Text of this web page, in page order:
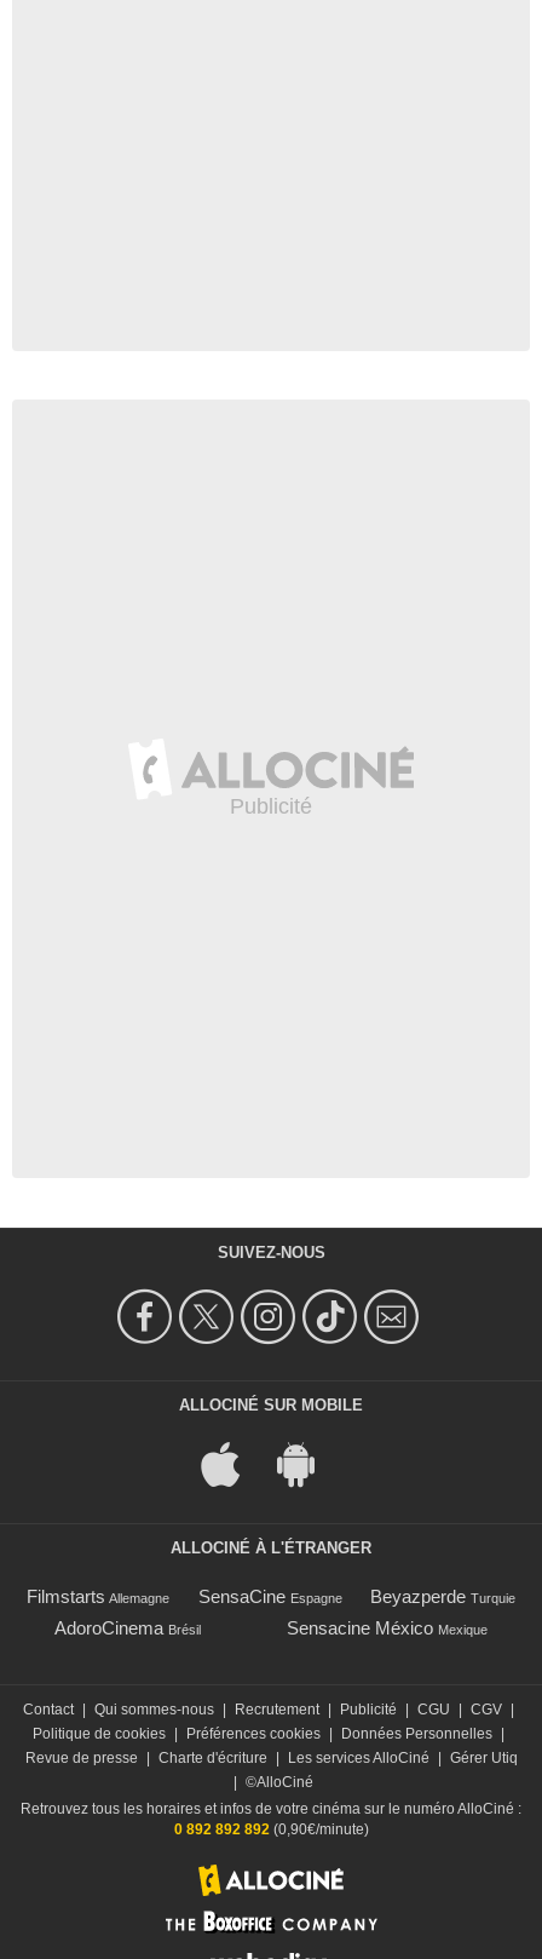
SUIVEZ-NOUS
ALLOCINÉ SUR MOBILE
ALLOCINÉ À L'ÉTRANGER
Filmstarts Allemagne SensaCine Espagne Beyazperde Turquie
AdoroCinema Brésil Sensacine México Mexique
Contact Qui sommes-nous Recrutement Publicité CGU CGV
Politique de cookies
Préférences cookies Données Personnelles
Revue de presse
Charte d'écriture Les services AlloCiné
Gérer Utiq
©AlloCiné
Retrouvez tous les horaires et infos de votre cinéma sur le numéro AlloCiné :
0 892 892 892(0,90€/minute)